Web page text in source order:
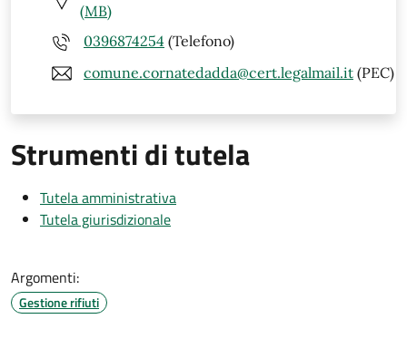
(MB)
0396874254 (Telefono)
comune.cornatedadda@cert.legalmail.it (PEC)
Strumenti di tutela
Tutela amministrativa
Tutela giurisdizionale
Argomenti:
Gestione rifiuti